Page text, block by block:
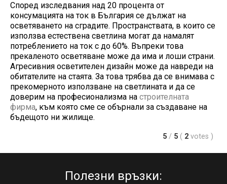
Според изследвания над 20 процента от
консумацията на ток в България се дължат на
осветяването на сградите. Пространствата, в които се
използва естествена светлина могат да намалят
потреблението на ток с до 60%. Въпреки това
прекаленото осветяване може да има и лоши страни.
Агресивния осветителен дизайн може да навреди на
обитателите на стаята. За това трябва да се внимава с
прекомерното използване на светлината и да се
доверим на професионализма на строителната
фирма, към която сме се обърнали за създаване на
бъдещото ни жилище.
5 / 5 ( 2 votes )
Полезни връзки: